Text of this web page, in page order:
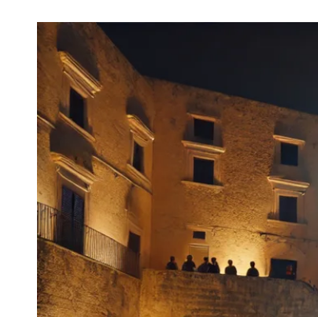
Ingrandisci
immagine